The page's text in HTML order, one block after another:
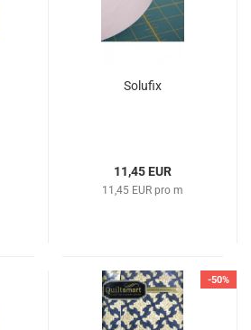
Solufix
11,45 EUR
11,45 EUR pro m
-50%